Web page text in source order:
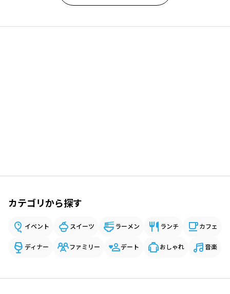
カテゴリから探す
イベント スイーツ ラーメン ランチ カフェ
ディナー ファミリー デート おしゃれ 音楽